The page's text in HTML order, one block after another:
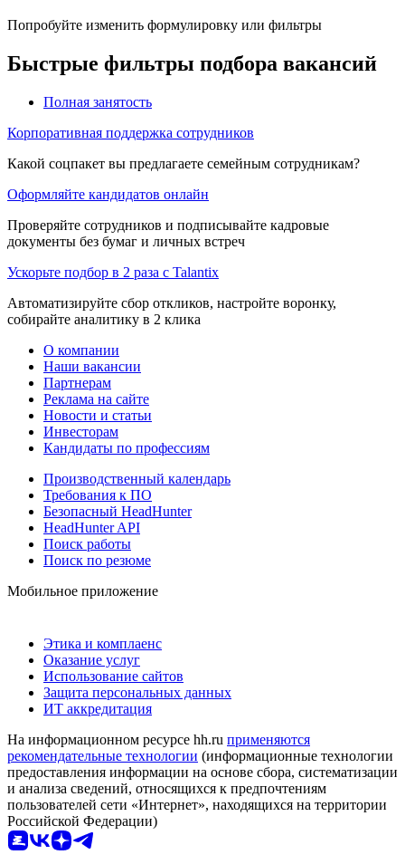
Попробуйте изменить формулировку или фильтры
Быстрые фильтры подбора вакансий
Полная занятость
Корпоративная поддержка сотрудников
Какой соцпакет вы предлагаете семейным сотрудникам?
Оформляйте кандидатов онлайн
Проверяйте сотрудников и подписывайте кадровые
документы без бумаг и личных встреч
Ускорьте подбор в 2 раза с Talantix
Автоматизируйте сбор откликов, настройте воронку,
собирайте аналитику в 2 клика
О компании
Наши вакансии
Партнерам
Реклама на сайте
Новости и статьи
Инвесторам
Кандидаты по профессиям
Производственный календарь
Требования к ПО
Безопасный HeadHunter
HeadHunter API
Поиск работы
Поиск по резюме
Мобильное приложение
Этика и комплаенс
Оказание услуг
Использование сайтов
Защита персональных данных
ИТ аккредитация
На информационном ресурсе hh.ru применяются
рекомендательные технологии (информационные технологии
предоставления информации на основе сбора, систематизации
и анализа сведений, относящихся к предпочтениям
пользователей сети «Интернет», находящихся на территории
Российской Федерации)